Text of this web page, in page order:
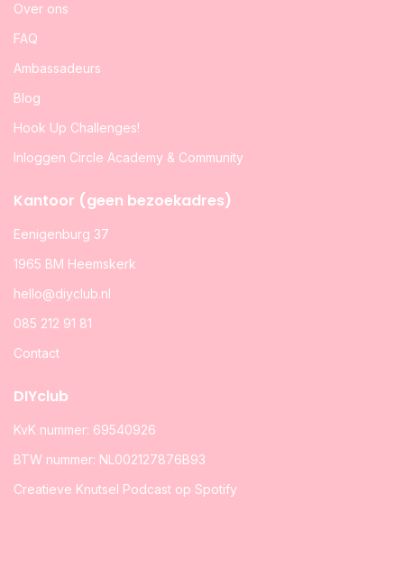
Over ons
FAQ
Ambassadeurs
Blog
Hook Up Challenges!
Inloggen Circle Academy & Community
Kantoor (geen bezoekadres)
Eenigenburg 37
1965 BM Heemskerk
hello@diyclub.nl
085 212 91 81
Contact
DIYclub
KvK nummer: 69540926
BTW nummer: NL002127876B93
Creatieve Knutsel Podcast op Spotify